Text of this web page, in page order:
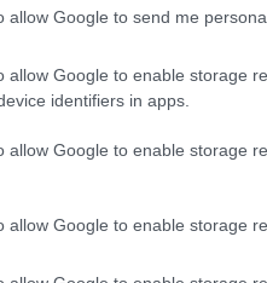
allow Google to send me
allow Google to enable storage
identifiers in apps.
allow Google to enable storage
allow Google to enable storage
europee. Con
questione delle terre
ilCritical Raw
venga soddisfatta
trovarsi nel riciclo. Non
riciclo delle